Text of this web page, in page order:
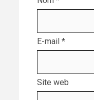
E-mail *
Site web